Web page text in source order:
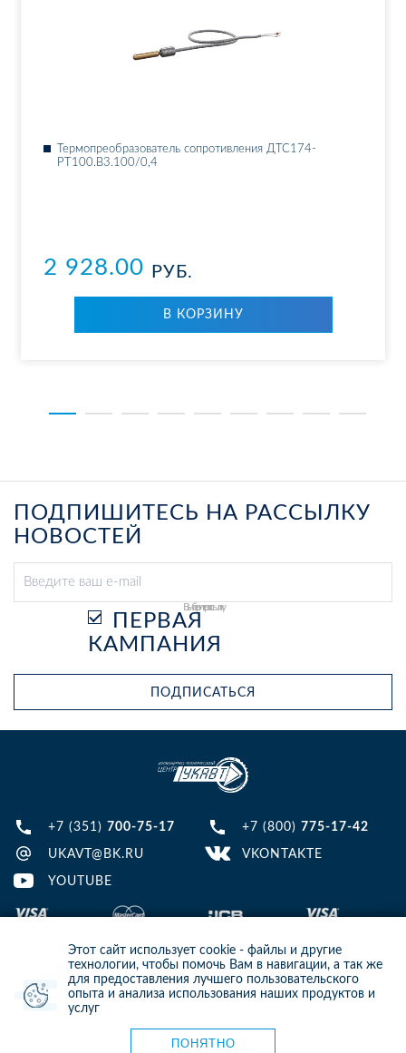
Этот сайт использует cookie - файлы и другие
технологии, чтобы помочь Вам в навигации, а так же
для предоставления лучшего пользовательского
опыта и анализа использования наших продуктов и
услуг
ПОНЯТНО
Тер­мо­пре­об­ра­зо­ва­тель со­про­тив­ле­ния ДТ­С174-
РТ100.В3.100/0,4
2 928.00 РУБ.
В КОР­ЗИ­НУ
ПОДПИШИТЕСЬ НА РАССЫЛКУ
НОВОСТЕЙ
Выберите рассылку
ПЕРВАЯ
КАМПАНИЯ
ПОДПИСАТЬСЯ
+7 (351) 700-75-17 +7 (800) 775-17-42
UKAVT@BK.RU VKONTAKTE
YOUTUBE
© 2013-2024 ООО ИТЦ УКАВТ. ИНН: 7448122124, ОГРН: 1097448007216
ИНФОРМАЦИЯ НА САЙТЕ НЕ ЯВЛЯЕТСЯ ПУБЛИЧНОЙ ОФЕРТОЙ. ДЛЯ